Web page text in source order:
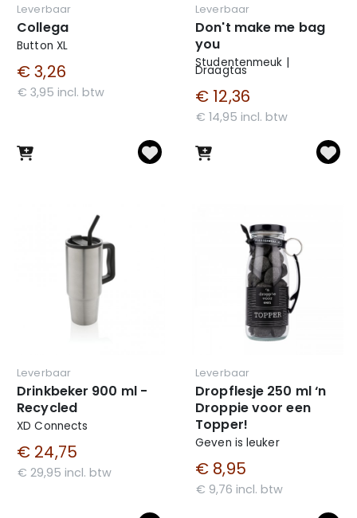
Leverbaar
Collega
Button XL
€ 3,26
€ 3,95 incl. btw
Leverbaar
Don't make me bag
you
Studentenmeuk |
Draagtas
€ 12,36
€ 14,95 incl. btw
Leverbaar
Drinkbeker 900 ml -
Recycled
XD Connects
€ 24,75
€ 29,95 incl. btw
Leverbaar
Dropflesje 250 ml ‘n
Droppie voor een
Topper!
Geven is leuker
€ 8,95
€ 9,76 incl. btw